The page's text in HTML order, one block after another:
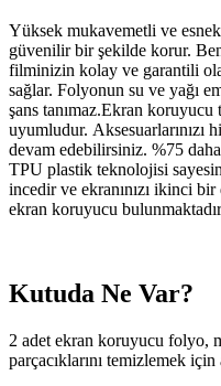
Yüksek mukavemetli ve esnek
güvenilir bir şekilde korur.
filminizin kolay ve garantili
sağlar. Folyonun su ve yağı
şans tanımaz.Ekran koruyucu
uyumludur. Aksesuarlarınızı
devam edebilirsiniz. %75
TPU plastik teknolojisi
incedir ve ekranınızı ikinci
ekran koruyucu
Kutuda Ne Var?
2 adet ekran koruyucu folyo,
parçacıklarını temizlemek